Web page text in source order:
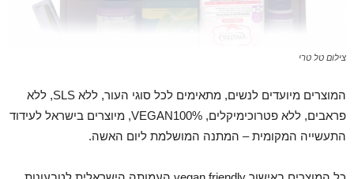
צילום טל טרי
המוצרים מיועדים לנשים, מתאימים לכל סוגי העור, ללא SLS, ללא
פראבים, ללא פטרוכימיקלים, VEGAN100%, מיוצרים בישראל לעידוד
התעשייה המקומית – המתנה המושלמת ליום האשה.